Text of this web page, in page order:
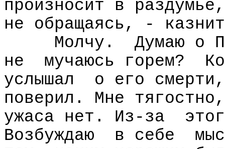
произносит в
не обращаясь, -
Молчу.
Думаю о
не
мучаюсь горем?
услышал
о его
поверил. Мне тягостно,
ужаса нет. Из-за
Возбуждаю
в себе